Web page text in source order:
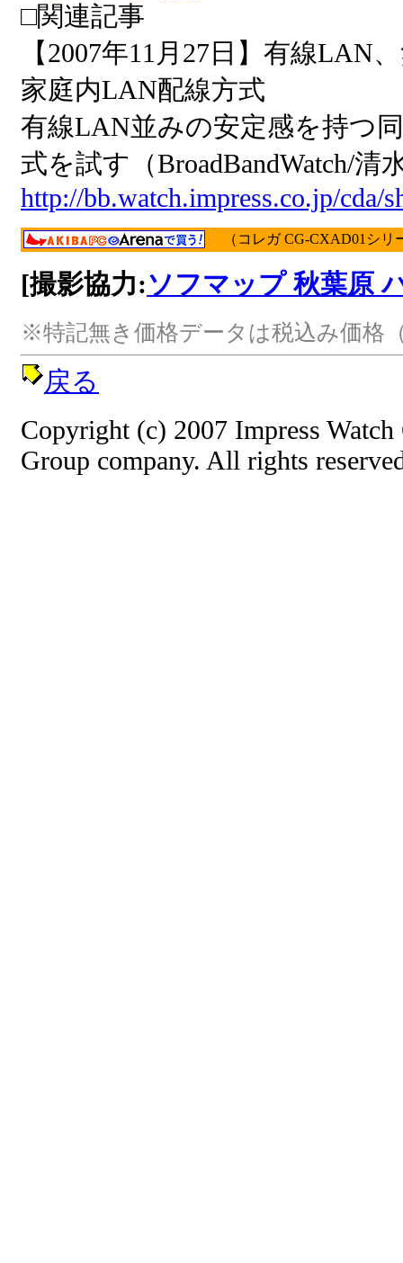
□関連記事
【2007年11月27日】有線LAN
家庭内LAN配線方式
有線LAN並みの安定感を持つ
式を試す（BroadBandWatch/
http://bb.watch.impress.co.jp/cda/
（コレガ CG-CXAD01シリ
[撮影協力:ソフマップ 秋葉原
※特記無き価格データは税込み価格
戻る
Copyright (c) 2007 Impress
Group company. All rights